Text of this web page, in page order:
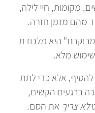
מקומות, חיי לילה,
מהם מזמן חזרה.
היא מלכודת
מלא.
להטיף, אלא כדי לתת
ברגעים הקשים,
לא צריך את הסם.